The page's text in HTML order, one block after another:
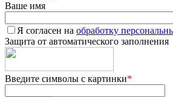
Ваше имя
Я согласен на обработку
Защита от автоматического заполнения
Введите символы с картинки*